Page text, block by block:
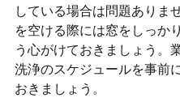
している場合は問題ありま
を空ける際には窓をしっか
う心がけておきましょう。
洗浄のスケジュールを事前
おきましょう。